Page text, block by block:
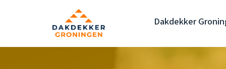
Dakdekker